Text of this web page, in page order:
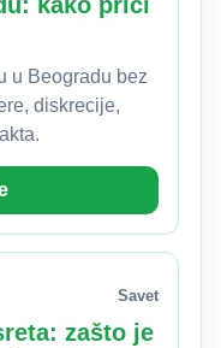
u Beogradu bez
diskrecije,
Savet
zašto je